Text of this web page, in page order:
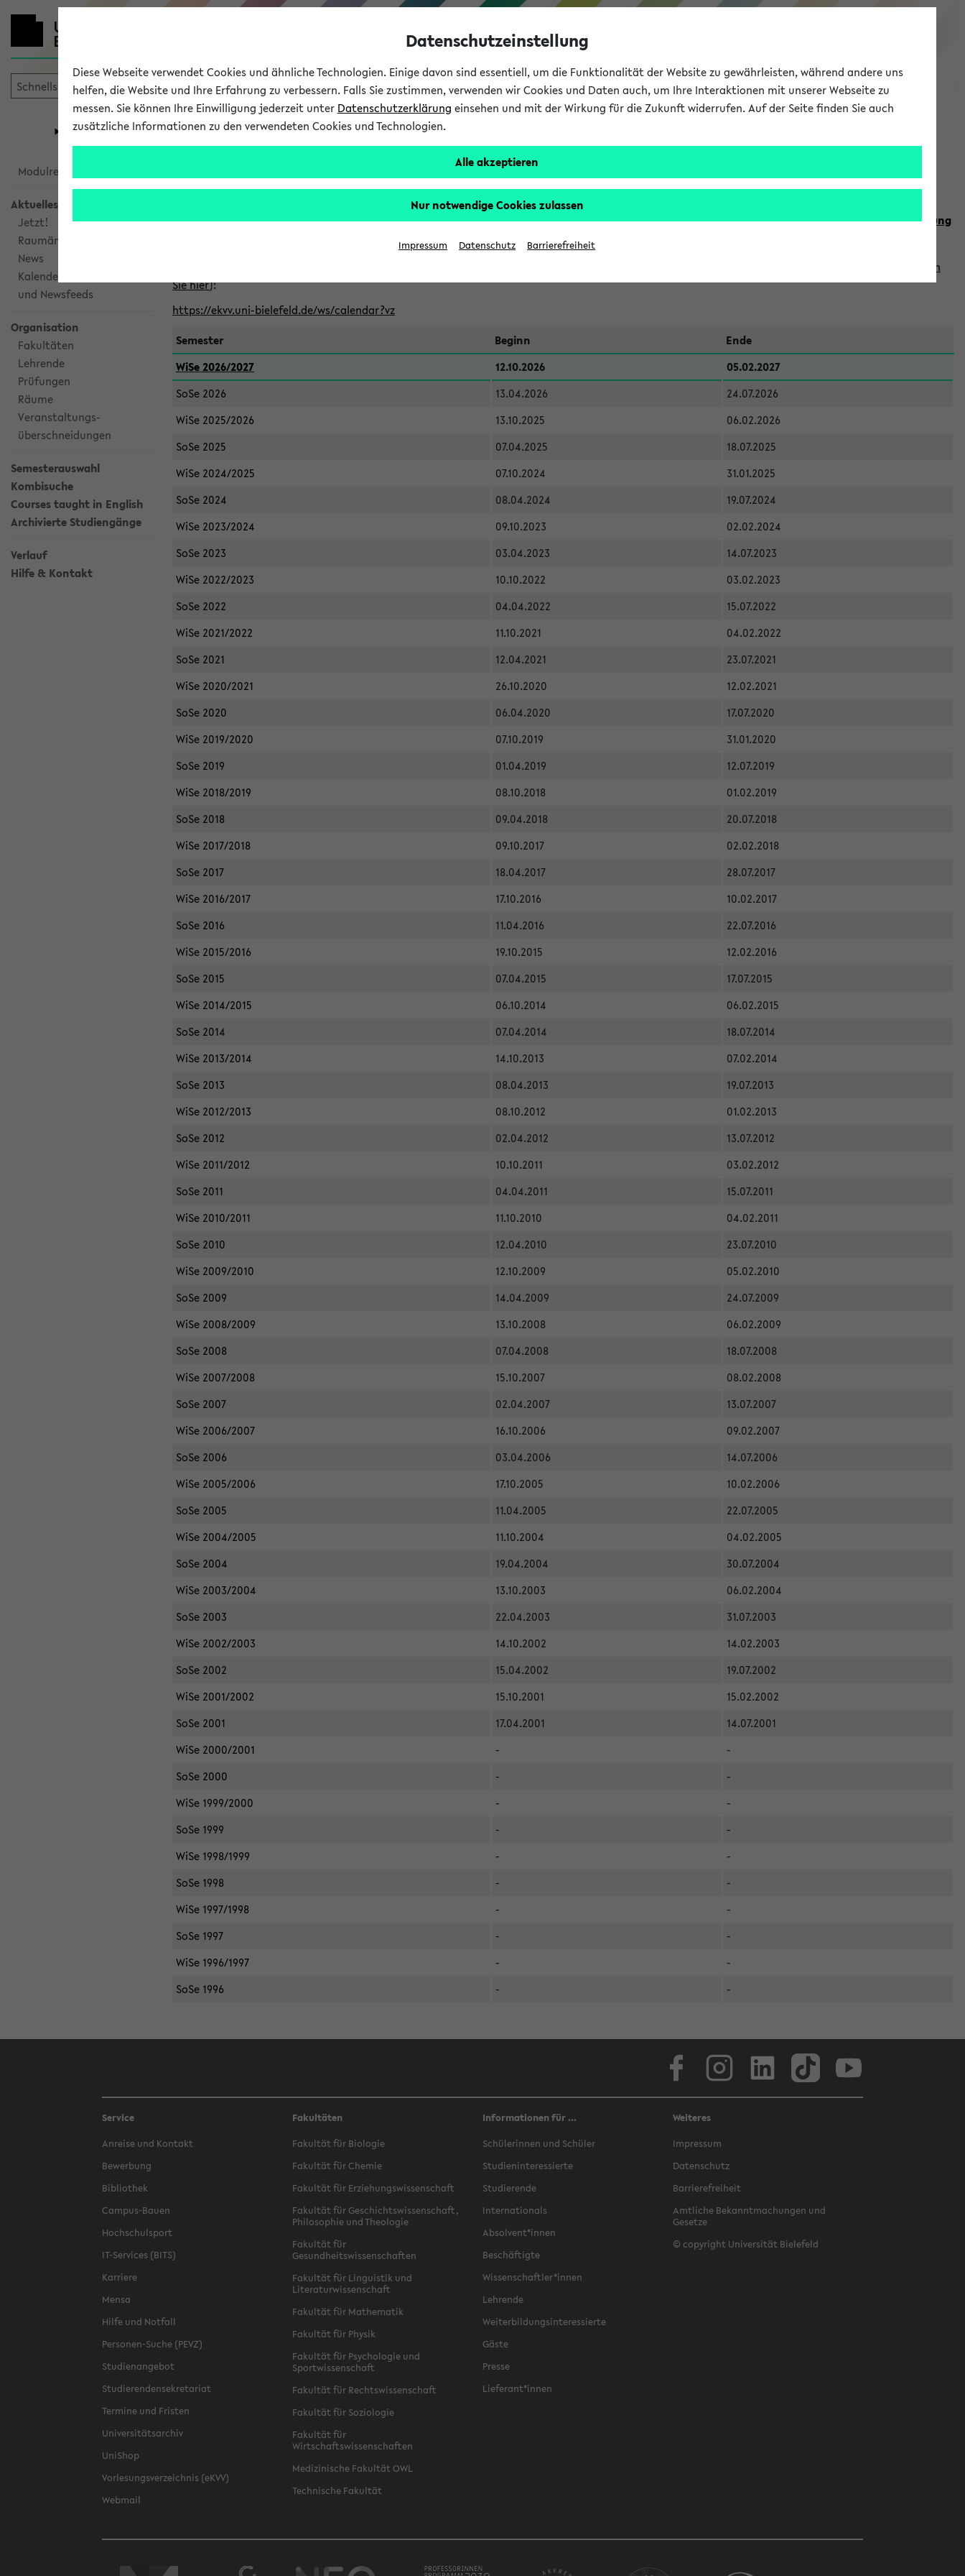
eKVV
Universität Forschung Studium
eKVV
Modulrecherche
Aktuelles
Jetzt!
Raumänderungen
News
Kalenderintegration
und Newsfeeds
Organisation
Fakultäten
Lehrende
Prüfungen
Räume
Veranstaltungs-
überschneidungen
Semesterauswahl
Kombisuche
Courses taught in English
Archivierte Studiengänge
Verlauf
Hilfe & Kontakt
Alle veröffentlichten Semester im eKVV
Klicken Sie auf das Semester, welches Sie für Ihre Sitzung auswählen möchten. Bitte beachten Sie auch die weiteren Termine imKalender der Lehrplanung
finden
Sie hier):
https://ekvv.uni-bielefeld.de/ws/calendar?vz
Semester
Beginn
Ende
WiSe 2026/2027
12.10.2026
05.02.2027
SoSe 2026
13.04.2026
24.07.2026
WiSe 2025/2026
13.10.2025
06.02.2026
SoSe 2025
07.04.2025
18.07.2025
WiSe 2024/2025
07.10.2024
31.01.2025
SoSe 2024
08.04.2024
19.07.2024
WiSe 2023/2024
09.10.2023
02.02.2024
SoSe 2023
03.04.2023
14.07.2023
WiSe 2022/2023
10.10.2022
03.02.2023
SoSe 2022
04.04.2022
15.07.2022
WiSe 2021/2022
11.10.2021
04.02.2022
SoSe 2021
12.04.2021
23.07.2021
WiSe 2020/2021
26.10.2020
12.02.2021
SoSe 2020
06.04.2020
17.07.2020
WiSe 2019/2020
07.10.2019
31.01.2020
SoSe 2019
01.04.2019
12.07.2019
WiSe 2018/2019
08.10.2018
01.02.2019
SoSe 2018
09.04.2018
20.07.2018
WiSe 2017/2018
09.10.2017
02.02.2018
SoSe 2017
18.04.2017
28.07.2017
WiSe 2016/2017
17.10.2016
10.02.2017
SoSe 2016
11.04.2016
22.07.2016
WiSe 2015/2016
19.10.2015
12.02.2016
SoSe 2015
07.04.2015
17.07.2015
WiSe 2014/2015
06.10.2014
06.02.2015
SoSe 2014
07.04.2014
18.07.2014
WiSe 2013/2014
14.10.2013
07.02.2014
SoSe 2013
08.04.2013
19.07.2013
WiSe 2012/2013
08.10.2012
01.02.2013
SoSe 2012
02.04.2012
13.07.2012
WiSe 2011/2012
10.10.2011
03.02.2012
SoSe 2011
04.04.2011
15.07.2011
WiSe 2010/2011
11.10.2010
04.02.2011
SoSe 2010
12.04.2010
23.07.2010
WiSe 2009/2010
12.10.2009
05.02.2010
SoSe 2009
14.04.2009
24.07.2009
WiSe 2008/2009
13.10.2008
06.02.2009
SoSe 2008
07.04.2008
18.07.2008
WiSe 2007/2008
15.10.2007
08.02.2008
SoSe 2007
02.04.2007
13.07.2007
WiSe 2006/2007
16.10.2006
09.02.2007
SoSe 2006
03.04.2006
14.07.2006
WiSe 2005/2006
17.10.2005
10.02.2006
SoSe 2005
11.04.2005
22.07.2005
WiSe 2004/2005
11.10.2004
04.02.2005
SoSe 2004
19.04.2004
30.07.2004
WiSe 2003/2004
13.10.2003
06.02.2004
SoSe 2003
22.04.2003
31.07.2003
WiSe 2002/2003
14.10.2002
14.02.2003
SoSe 2002
15.04.2002
19.07.2002
WiSe 2001/2002
15.10.2001
15.02.2002
SoSe 2001
17.04.2001
14.07.2001
WiSe 2000/2001
-
-
SoSe 2000
-
-
WiSe 1999/2000
-
-
SoSe 1999
-
-
WiSe 1998/1999
-
-
SoSe 1998
-
-
WiSe 1997/1998
-
-
SoSe 1997
-
-
WiSe 1996/1997
-
-
SoSe 1996
- -
Service
Anreise und Kontakt
Bewerbung
Bibliothek
Campus-Bauen
Hochschulsport
IT-Services (BITS)
Karriere
Mensa
Hilfe und Notfall
Personen-Suche (PEVZ)
Studienangebot
Studierendensekretariat
Termine und Fristen
Universitätsarchiv
UniShop
Vorlesungsverzeichnis (eKVV)
Webmail
Fakultäten
Fakultät für Biologie
Fakultät für Chemie
Fakultät für Erziehungswissenschaft
Fakultät für Geschichtswissenschaft,
Philosophie und Theologie
Fakultät für
Gesundheitswissenschaften
Fakultät für Linguistik und
Literaturwissenschaft
Fakultät für Mathematik
Fakultät für Physik
Fakultät für Psychologie und
Sportwissenschaft
Fakultät für Rechtswissenschaft
Fakultät für Soziologie
Fakultät für
Wirtschaftswissenschaften
Medizinische Fakultät OWL
Technische Fakultät
Informationen für ...
Schülerinnen und Schüler
Studieninteressierte
Studierende
Internationals
Absolvent*innen
Beschäftigte
Wissenschaftler*innen
Lehrende
Weiterbildungsinteressierte
Gäste
Presse
Lieferant*innen
Weiteres
Impressum
Datenschutz
Barrierefreiheit
Amtliche Bekanntmachungen und
Gesetze
© copyright Universität Bielefeld
Datenschutzeinstellung
Diese Webseite verwendet Cookies und ähnliche Technologien. Einige davon sind essentiell, um die Funktionalität der Website zu gewährleisten, während andere uns
helfen, die Website und Ihre Erfahrung zu verbessern. Falls Sie zustimmen, verwenden wir Cookies und Daten auch, um Ihre Interaktionen mit unserer Webseite zu
messen. Sie können Ihre Einwilligung jederzeit unter Datenschutzerklärung einsehen und mit der Wirkung für die Zukunft widerrufen. Auf der Seite finden Sie auch
zusätzliche Informationen zu den verwendeten Cookies und Technologien.
Alle akzeptieren
Nur notwendige Cookies zulassen
Impressum Datenschutz Barrierefreiheit